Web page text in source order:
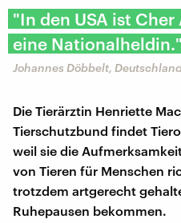
"In den USA ist
eine Nationalheldin."
Johannes Döbbelt,
Die Tierärztin Henriette
Tierschutzbund findet
weil sie die
von Tieren für Menschen
trotzdem artgerecht
Ruhepausen bekommen.